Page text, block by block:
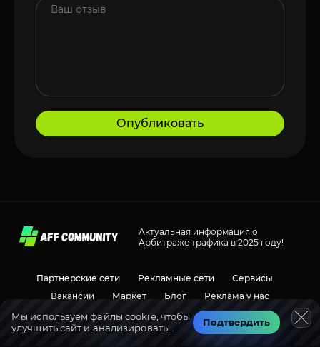
Опубликовать
Актуальная информация о
Арбитраже трафика в 2025 году!
Партнерские сети Рекламные сети
Сервисы
Вакансии
Маркет Блог Реклама у нас
Социальные сети Обсуждения
Мы используем файлы cookie, чтобы
улучшить сайт и анализировать
Подтвердить